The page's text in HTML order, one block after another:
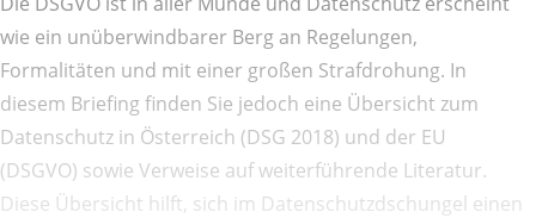
wie ein unüberwindbarer Berg an Regelungen,
Formalitäten und mit einer großen Strafdrohung. In
diesem Briefing finden Sie jedoch eine Übersicht zum
Datenschutz in Österreich (DSG 2018) und der EU
(DSGVO) sowie Verweise auf weiterführende Literatur.
Diese Übersicht hilft, sich im Datenschutzdschungel einen